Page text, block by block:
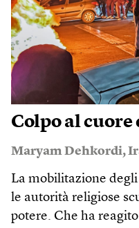
Colpo al cuore
Maryam Dehkordi,
La mobilitazione
le autorità religiose
potere. Che ha